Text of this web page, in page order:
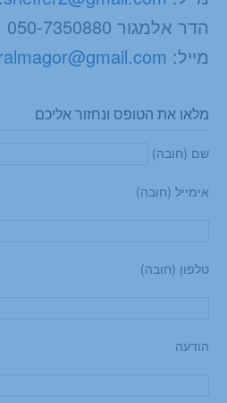
הדר אלמגור 050-7350880
מייל:
מלאו את הטופס ונחזור אליכם
שם (חובה)
אימייל (חובה)
טלפון (חובה)
הודעה